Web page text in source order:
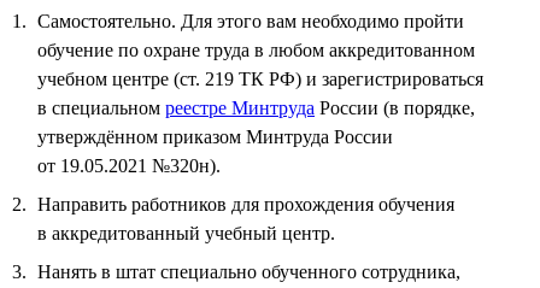
Самостоятельно. Для этого вам необходимо пройти
обучение по охране труда в любом аккредитованном
учебном центре (ст. 219 ТК РФ) и зарегистрироваться
в специальном реестре Минтруда России (в порядке,
утверждённом приказом Минтруда России
от 19.05.2021 №320н).
Направить работников для прохождения обучения
в аккредитованный учебный центр.
Нанять в штат специально обученного сотрудника,